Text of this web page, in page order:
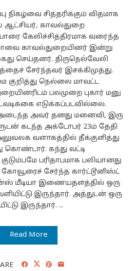
நிகழ்வை சித்தரிக்கும் விதமாக
காவல்துறை
கேலிச்சித்திரமாக வரைந்த
காவல்துறையினர் இன்று
செய்தனர். திருநெல்வேலி
சேர்ந்தவர் இசக்கிமுத்து.
குறித்து நெல்லை மாவட்ட
பலமுறை புகார் மனு
எடுக்கப்படவில்லை.
அவர் தனது மனைவி, இரு
கடந்த அக்டோபர் 23ம் தேதி
வளாகத்தில் தீக்குளித்து
கந்து வட்டி
பரிதாபமாக பலியானது
சேர்ந்த கார்ட்டூனிஸ்ட்
மீடியா இணையதளத்தில் ஒரு
இருந்தார். அத்துடன் ஒரு
இருந்தார். ...
Read More